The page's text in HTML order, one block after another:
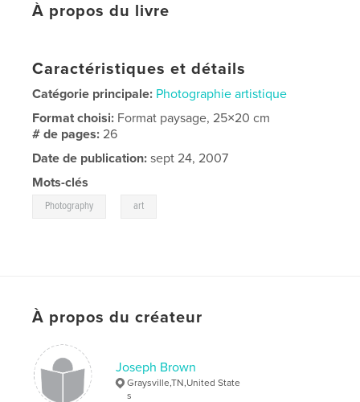
À propos du livre
Caractéristiques et détails
Catégorie principale: Photographie artistique
Format choisi: Format paysage, 25×20 cm
# de pages:26
Date de publication: sept 24, 2007
Mots-clés
Photography art
À propos du créateur
Joseph Brown
Graysville,TN,United State
s